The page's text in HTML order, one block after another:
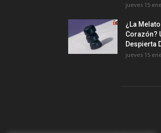
jueves 15
¿La
Corazón?
Despierta
jueves 15